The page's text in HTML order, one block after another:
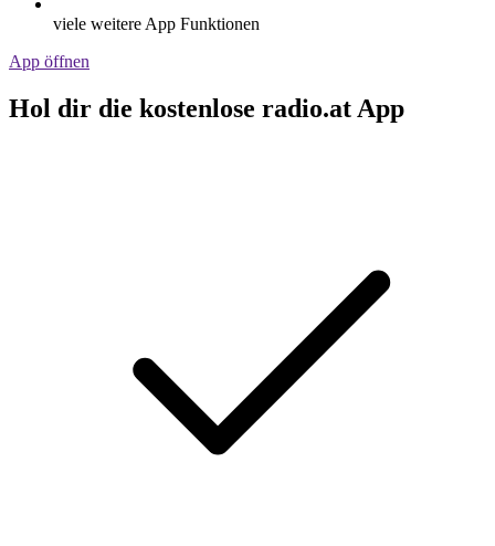
viele weitere App Funktionen
App öffnen
Hol dir die kostenlose radio.at App